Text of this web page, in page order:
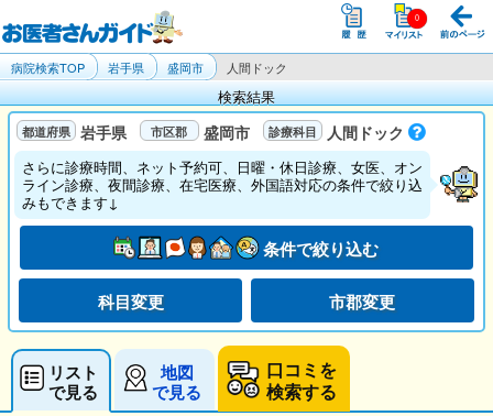
病院検索TOP 岩手県 盛岡市 人間ドック
検索結果
岩手県 盛岡市 人間ドック
さらに診療時間、ネット予約可、日曜・休日診療、女医、オン
ライン診療、夜間診療、在宅医療、外国語対応の条件で絞り込
みもできます↓
条件で絞り込む
科目変更 市郡変更
リスト
で見る
地図
で見る
口コミを
検索する